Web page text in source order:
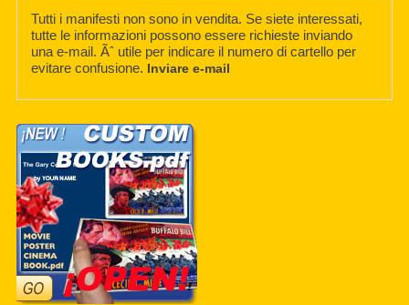
Tutti i manifesti non sono in vendita. Se siete interessati,
tutte le informazioni possono essere richieste inviando
una e-mail. Ãˆ utile per indicare il numero di cartello per
evitare confusione. Inviare e-mail